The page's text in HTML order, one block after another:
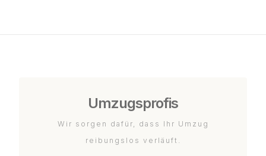
Umzugsprofis
Wir sorgen dafür, dass Ihr Umzug
reibungslos verläuft.